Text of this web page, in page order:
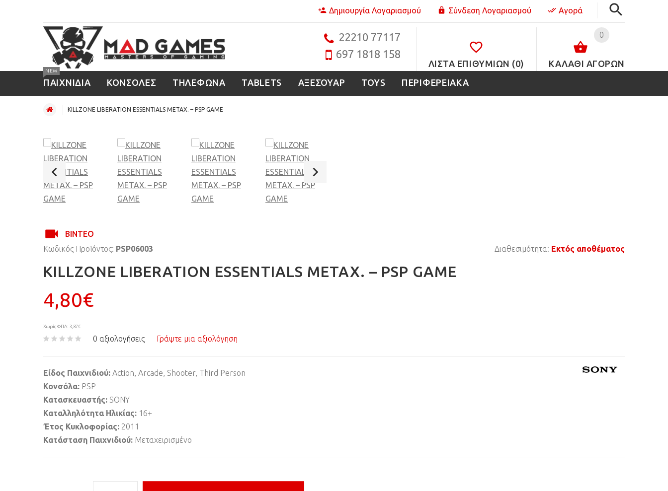
Δημιουργία Λογαριασμού Σύνδεση Λογαριασμού Αγορά
0
ΚΑΛΑΘΙ ΑΓΟΡΩΝ
ΛΊΣΤΑ ΕΠΙΘΥΜΙΏΝ (0)
22210 77117
697 1818 158
ΠΑΙΧΝΙΔΙΑ
NEW
ΚΟΝΣΟΛΕΣ ΤΗΛΕΦΩΝΑ TABLETS ΑΞΕΣΟΥΑΡ TOYS ΠΕΡΙΦΕΡΕΙΑΚΑ
KILLZONE LIBERATION ESSENTIALS ΜΕΤΑΧ. – PSP GAME
ΒΊΝΤΕΟ
Κωδικός Προϊόντος: PSP06003 Διαθεσιμότητα: Εκτός αποθέματος
KILLZONE LIBERATION ESSENTIALS ΜΕΤΑΧ. – PSP GAME
4,80€
Χωρίς ΦΠΑ: 3,87€
0 αξιολογήσεις Γράψτε μια αξιολόγηση
Είδος Παιχνιδιού: Action, Arcade, Shooter, Third Person
Κονσόλα: PSP
Κατασκευαστής: SONY
Καταλληλότητα Ηλικίας: 16+
Έτος Κυκλοφορίας: 2011
Κατάσταση Παιχνιδιού: Μεταχειρισμένο